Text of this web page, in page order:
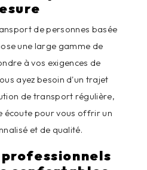
de personnes basée
une large gamme de
à vos exigences de
ayez besoin d'un trajet
de transport régulière,
écoute pour vous offrir un
et de qualité.